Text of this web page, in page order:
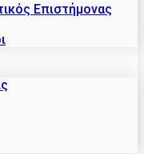
Επιστήμονας